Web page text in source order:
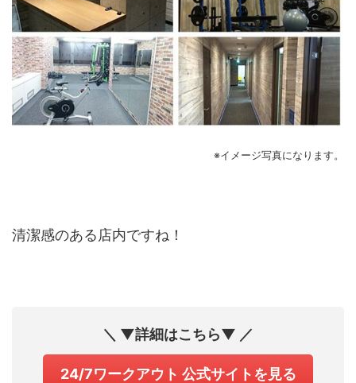
※イメージ写真になります。
清潔感のある店内ですね！
＼ ▼詳細はこちら▼ ／
24/7ワークアウト 公式サイトを見る